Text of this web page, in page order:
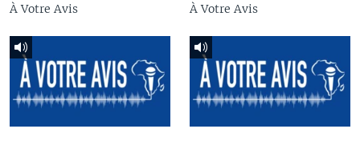
À Votre Avis À Votre Avis